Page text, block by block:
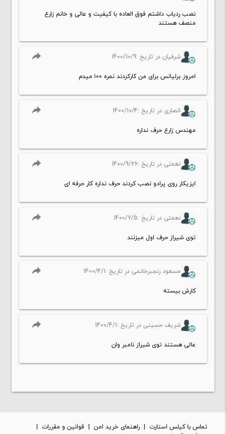
نصب ردیاب داشتم فوق العاده با کیفیت و عالی و خانم زارع
منصف هستند
شرفیان در تاریخ :1400/10/9 reply
امروز برلیانس برای من کارکردند نمره ۱۰۰ میدم
انصاری در تاریخ :1400/10/4 reply
مهندس زارع حرف نداره
نعمتی در تاریخ :1400/9/26 reply
ایزیکار روی پرادو نصب کردند حرف نداره کار حرفه ای
نعمتی در تاریخ :1400/7/5 reply
توی شیراز حرف اول میزنند
مسعود رنجبرخانمی در تاریخ :1400/4/1 reply
کارش بیسته
شریف حسینی در تاریخ :1400/4/1 reply
عالی هستند توی شیراز نامبر وان
تماس با کیلس استارت |راهنمای خرید امن | قوانین و مقررات |